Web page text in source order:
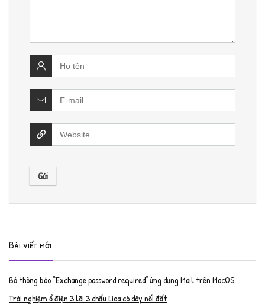
Bài viết mới
Bỏ thông báo “Exchange password required” ứng dụng Mail trên MacOS
Trải nghiệm ổ điện 3 lõi 3 chấu Lioa có dây nối đất